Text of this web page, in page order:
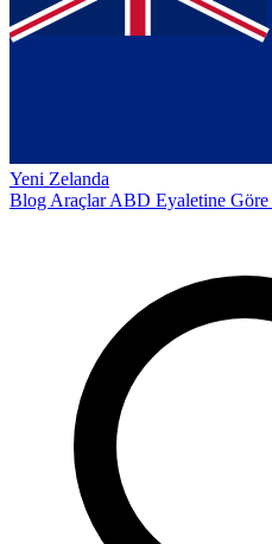
Yeni Zelanda
Blog AraçlarABD Eyaletine Göre